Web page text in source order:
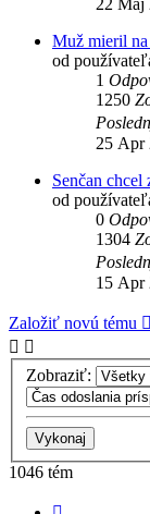
Muž mieril na
od
1
1250
25 Apr
Senčan
od
0
1304
15 Apr
Založiť novú tému
Zobraziť:
1046 tém